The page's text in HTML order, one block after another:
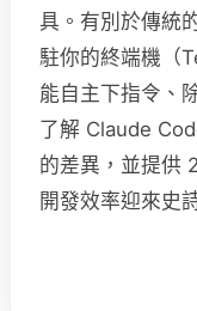
具。有別於傳統
駐你的終端機（
能自主下指令、
了解 Claude
的差異，並提供
開發效率迎來史